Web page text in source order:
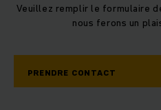
Veuillez remplir le formulaire
nous ferons un
PRENDRE CONTACT